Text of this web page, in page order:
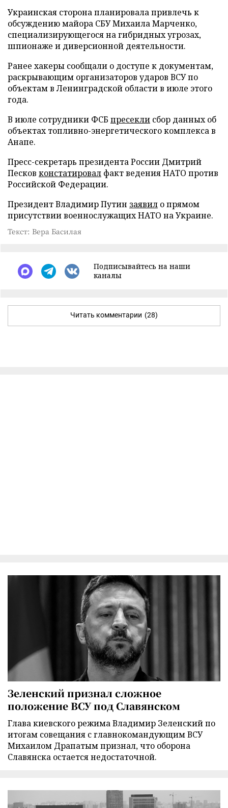
Украинская сторона планировала привлечь к
обсуждению майора СБУ Михаила Марченко,
специализирующегося на гибридных угрозах,
шпионаже и диверсионной деятельности.
Ранее хакеры сообщали о доступе к документам,
раскрывающим организаторов ударов ВСУ по
объектам в Ленинградской области в июле этого
года.
В июле сотрудники ФСБ пресекли сбор данных об
объектах топливно-энергетического комплекса в
Анапе.
Пресс-секретарь президента России Дмитрий
Песков констатировал факт ведения НАТО против
Российской Федерации.
Президент Владимир Путин заявил о прямом
присутствии военнослужащих НАТО на Украине.
Текст: Вера Басилая
Подписывайтесь на наши
каналы
Читать комментарии (28)
Зеленский признал сложное
положение ВСУ под Славянском
Глава киевского режима Владимир Зеленский по
итогам совещания с главнокомандующим ВСУ
Михаилом Драпатым признал, что оборона
Славянска остается недостаточной.